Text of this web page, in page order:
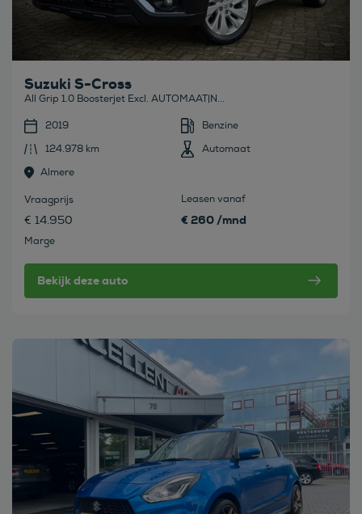
Suzuki S-Cross
All Grip 1.0 Boosterjet Excl. AUTOMAAT|N...
2019
Benzine
124.978 km
Automaat
Almere
Vraagprijs
€ 14.950
Marge
Leasen vanaf
€ 260 /mnd
Bekijk deze auto
Bekijk deze auto